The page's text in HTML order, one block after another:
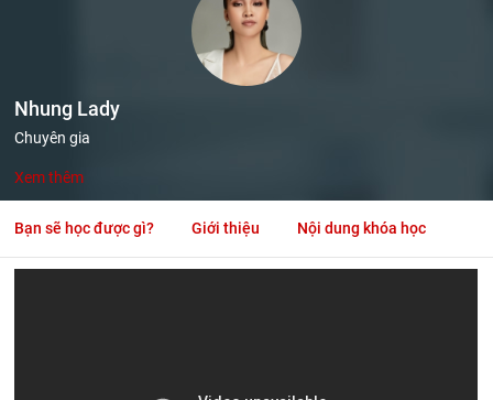
Nhung Lady
Chuyên gia
Xem thêm
Bạn sẽ học được gì? Giới thiệu Nội dung khóa học